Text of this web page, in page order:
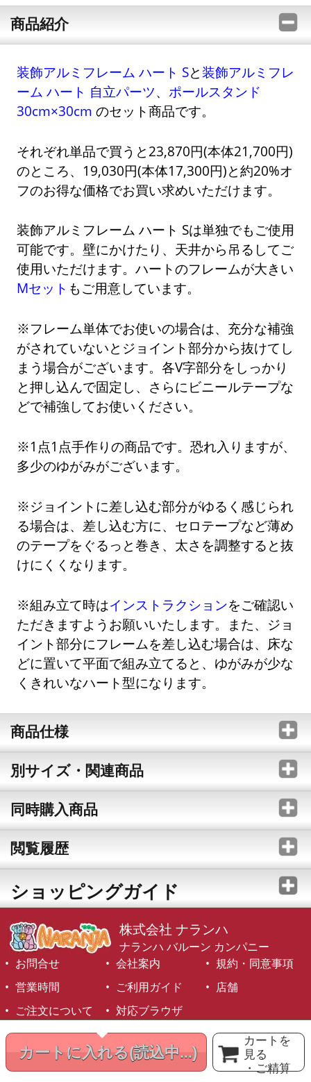
カートに入れる(読込中...)
カートを
見る
・ご精算
商品紹介
装飾アルミフレーム ハート Sと 装飾アルミフレ
ーム ハート 自立パーツ、 ポールスタンド
30cm×30cmのセット商品です。
それぞれ単品で買うと23,870円(本体21,700円)
のところ、19,030円(本体17,300円)と約20%オ
フのお得な価格でお買い求めいただけます。
装飾アルミフレーム ハート Sは単独でもご使用
可能です。壁にかけたり、天井から吊るしてご
使用いただけます。ハートのフレームが大きい
Mセット もご用意しています。
※フレーム単体でお使いの場合は、充分な補強
がされていないとジョイント部分から抜けてし
まう場合がございます。各V字部分をしっかり
と押し込んで固定し、さらにビニールテープな
どで補強してお使いください。
※1点1点手作りの商品です。恐れ入りますが、
多少のゆがみがございます。
※ジョイントに差し込む部分がゆるく感じられ
る場合は、差し込む方に、セロテープなど薄め
のテープをぐるっと巻き、太さを調整すると抜
けにくくなります。
※組み立て時はインストラクションをご確認い
ただきますようお願いいたします。また、ジョ
イント部分にフレームを差し込む場合は、床な
どに置いて平面で組み立てると、ゆがみが少な
くきれいなハート型になります。
商品仕様
別サイズ・関連商品
同時購入商品
閲覧履歴
ショッピングガイド
株式会社 ナランハ
ナランハ バルーン カンパニー
お問合せ
会社案内
規約・同意事項
営業時間
ご利用ガイド
店舗
ご注文について
対応ブラウザ
©1999-2026 NARANJA Inc. All Rights Reserved.